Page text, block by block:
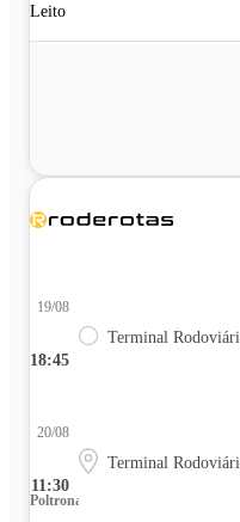
Leito
18:45
19/08
Terminal
11:30
20/08
Terminal
Poltrona